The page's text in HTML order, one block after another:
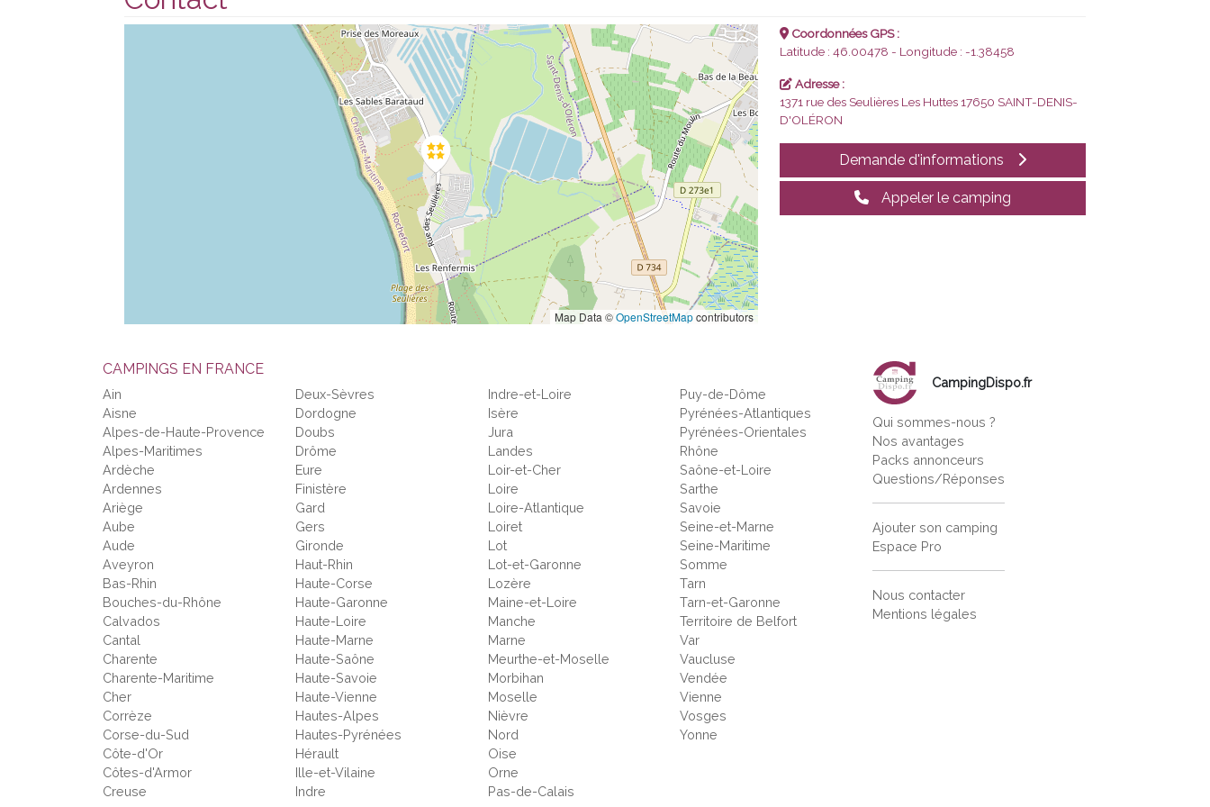
Map Data ©OpenStreetMapcontributors
Coordonnées GPS :
Latitude : 46.00478 - Longitude : -1.38458
Adresse :
1371 rue des Seulières Les Huttes17650 SAINT-DENIS-
D'OLÉRON
Demande d'informations
Appeler le camping
CAMPINGS EN FRANCE
Ain
Aisne
Alpes-de-Haute-Provence
Alpes-Maritimes
Ardèche
Ardennes
Ariège
Aube
Aude
Aveyron
Bas-Rhin
Bouches-du-Rhône
Calvados
Cantal
Charente
Charente-Maritime
Cher
Corrèze
Corse-du-Sud
Côte-d'Or
Côtes-d'Armor
Creuse
Deux-Sèvres
Dordogne
Doubs
Drôme
Eure
Finistère
Gard
Gers
Gironde
Haut-Rhin
Haute-Corse
Haute-Garonne
Haute-Loire
Haute-Marne
Haute-Saône
Haute-Savoie
Haute-Vienne
Hautes-Alpes
Hautes-Pyrénées
Hérault
Ille-et-Vilaine
Indre
Indre-et-Loire
Isère
Jura
Landes
Loir-et-Cher
Loire
Loire-Atlantique
Loiret
Lot
Lot-et-Garonne
Lozère
Maine-et-Loire
Manche
Marne
Meurthe-et-Moselle
Morbihan
Moselle
Nièvre
Nord
Oise
Orne
Pas-de-Calais
Puy-de-Dôme
Pyrénées-Atlantiques
Pyrénées-Orientales
Rhône
Saône-et-Loire
Sarthe
Savoie
Seine-et-Marne
Seine-Maritime
Somme
Tarn
Tarn-et-Garonne
Territoire de Belfort
Var
Vaucluse
Vendée
Vienne
Vosges
Yonne
CampingDispo.fr
Qui sommes-nous ?
Nos avantages
Packs annonceurs
Questions/Réponses
Ajouter son camping
Espace Pro
Nous contacter
Mentions légales